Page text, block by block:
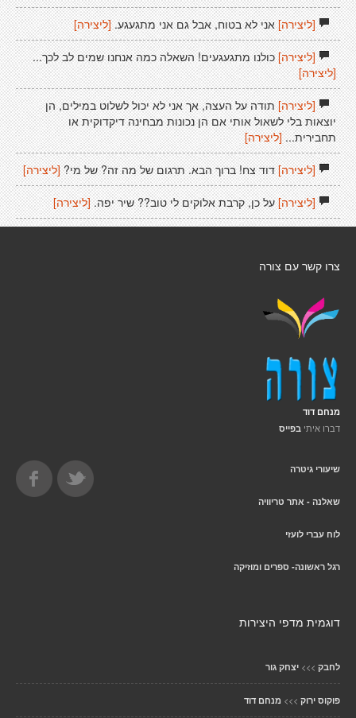
[ליצירה]אני לא בטוח, אבל גם אני מתגעגע. [ליצירה]
[ליצירה]כולנו מתגעגעים! השאלה כמה אנחנו שמים לב לכך...
[ליצירה]
[ליצירה]תודה על העצה, אך אני לא יכול לשלוט במילים, הן
יוצאות בלי לשאול אותי אם הן נכונות מבחינה דיקדוקית או
תחבירית... [ליצירה]
[ליצירה]דוד צח! ברוך הבא. תרגום של מה זה? של מי? [ליצירה]
[ליצירה]על כן, קרבת אלוקים לי טוב?? שיר יפה. [ליצירה]
צרו קשר עם צורה
מנחם דוד
דברו איתי בפייס
שיעורי גיטרה
שאלנה - אתר טריוויה
לוח עברי לועזי
רגל ראשונה- ספרים ומוזיקה
דוגמית מדפי היצירות
לחבק >>> יצחק גור
פוקוס ירוק >>> מנחם דוד